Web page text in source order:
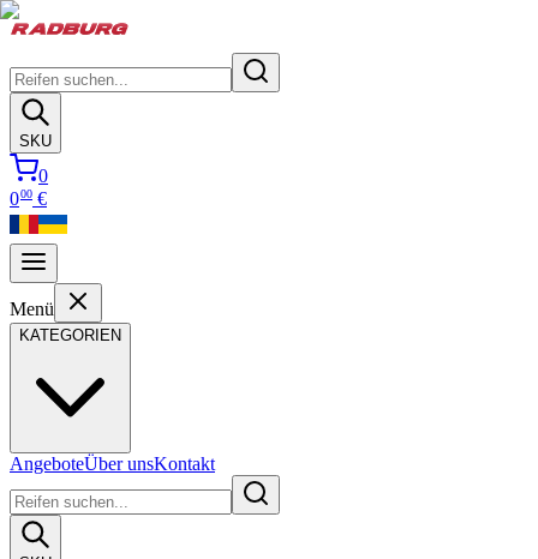
SKU
0
000 €
Menü
KATEGORIEN
AngeboteÜber unsKontakt